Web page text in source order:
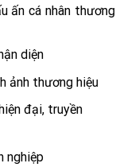
ấn cá nhân thương
diện
ảnh thương hiệu
đại, truyền
nghiệp